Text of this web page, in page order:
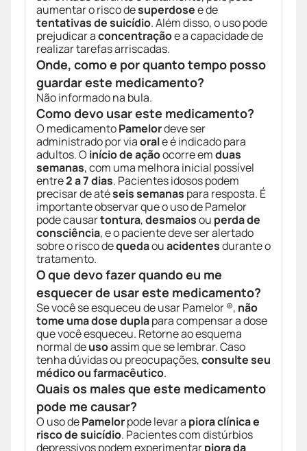
aumentar o risco desuperdosee de
tentativas de suicídio. Além disso, o uso pode
prejudicar aconcentraçãoe a capacidade de
realizar tarefas arriscadas.
Onde, como e por quanto tempo posso
guardar este medicamento?
Não informado na bula.
Como devo usar este medicamento?
O medicamentoPamelordeve ser
administrado por viaorale é indicado para
adultos. O início de açãoocorre emduas
semanas, com uma melhora inicial possível
entre2 a 7 dias. Pacientes idosos podem
precisar de atéseis semanas para resposta. É
importante observar que o uso de Pamelor
pode causartontura,desmaiosou perda de
consciência, e o paciente deve ser alertado
sobre o risco dequedaouacidentesdurante o
tratamento.
O que devo fazer quando eu me
esquecer de usar este medicamento?
Se você se esqueceu de usar Pamelor ®, não
tome uma dose duplapara compensar a dose
que você esqueceu. Retorne ao esquema
normal deusoassim que se lembrar. Caso
tenha dúvidas ou preocupações,consulte seu
médico ou farmacêutico.
Quais os males que este medicamento
pode me causar?
O uso dePamelorpode levar a piora clínica e
risco de suicídio. Pacientes com distúrbios
depressivos podem experimentarpiora da